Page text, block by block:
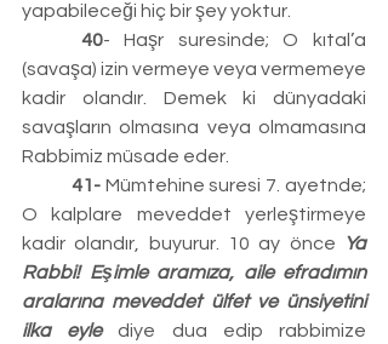
yapabileceği hiç bir şey yoktur.
	40
- Haşr suresinde; O kıtal’a
(savaşa) izin vermeye veya vermemeye
kadir olandır. Demek ki dünyadaki
savaşların olmasına veya olmamasına
Rabbimiz müsade eder.
	41-
Mümtehine suresi 7. ayetnde;
O kalplare meveddet yerleştirmeye
kadir olandır, buyurur. 10 ay önce
Ya
Rabbi! Eşimle aramıza, aile efradımın
aralarına meveddet ülfet ve ünsiyetini
ilka eyle diye dua edip rabbimize